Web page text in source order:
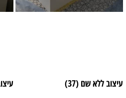
עיצוב ללא שם (37)